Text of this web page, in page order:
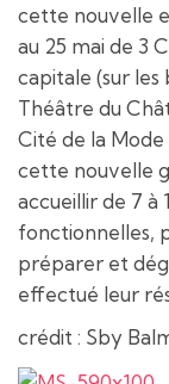
cette nouvelle
au 25 mai de 3
capitale (sur les
Théâtre du
Cité de la
cette nouvelle
accueillir de 7 à
fonctionnelles,
préparer et
effectué leur
crédit : Sby